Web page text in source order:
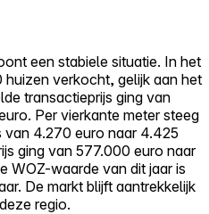
een stabiele situatie. In het
verkocht, gelijk aan het
transactieprijs ging van
Per vierkante meter steeg
van 4.270 euro naar 4.425
ging van 577.000 euro naar
WOZ-waarde van dit jaar is
De markt blijft aantrekkelijk
regio.